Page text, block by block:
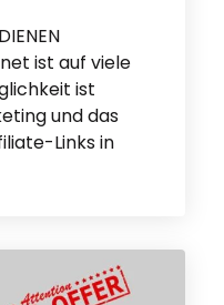
ist auf viele
ist
und das
Links in